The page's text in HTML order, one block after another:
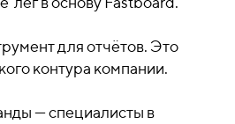
для отчётов. Это
контура компании.
— специалисты в